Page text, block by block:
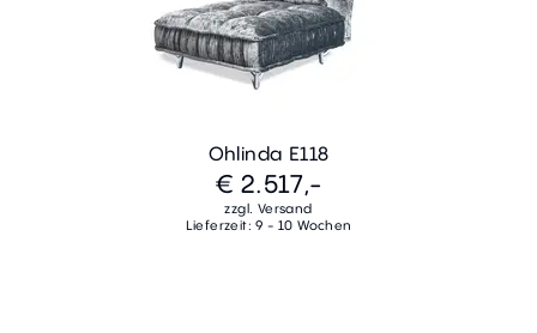
Ohlinda E118
€ 2.517,-
zzgl. Versand
Lieferzeit: 9 - 10 Wochen